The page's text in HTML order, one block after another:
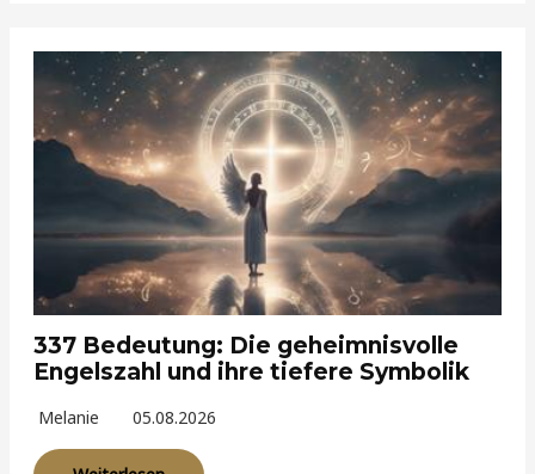
337 Bedeutung: Die geheimnisvolle
Engelszahl und ihre tiefere Symbolik
Melanie 05.08.2026